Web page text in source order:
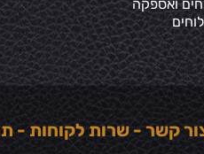
ואספקה
קשר - שרות לקוחות -